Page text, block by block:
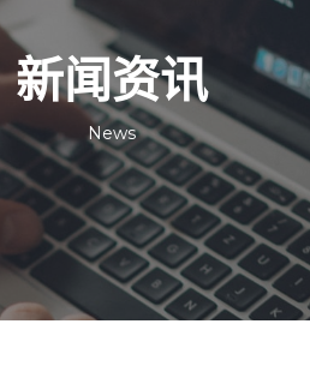
新闻资讯
News